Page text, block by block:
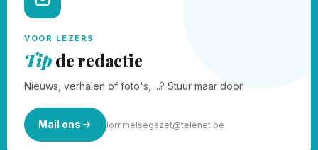
VOOR LEZERS
Tipde redactie
Nieuws, verhalen of foto's, ...? Stuur maar door.
Mail ons lommelsegazet@telenet.be